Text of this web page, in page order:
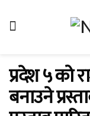
प्रदेश ५ को
बनाउने